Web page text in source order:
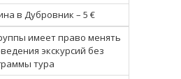
в Дубровник – 5 €
имеет право менять
экскурсий без
тура